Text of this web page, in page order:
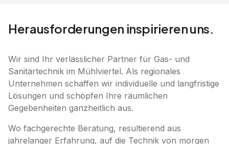
Herausforderungen inspirieren uns.
Wir sind Ihr verlässlicher Partner für Gas- und
Sanitärtechnik im Mühlviertel. Als regionales
Unternehmen schaffen wir individuelle und langfristige
Lösungen und schöpfen Ihre räumlichen
Gegebenheiten ganzheitlich aus.
Wo fachgerechte Beratung, resultierend aus
jahrelanger Erfahrung, auf die Technik von morgen